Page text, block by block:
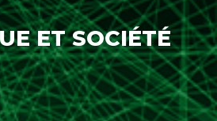
ET SOCIÉTÉ